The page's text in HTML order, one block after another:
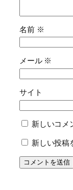
名前 ※
メール ※
サイト
新しいコメ
新しい投稿